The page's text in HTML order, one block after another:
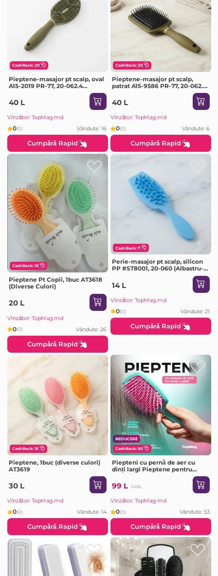
CashBack: 20
Pieptene-masajor pt scalp, oval
A15-2019 PR-77, 20-062.4
40 L
Vînzător: TopMag.md
0(0) Vândute: 16
Cumpără Rapid
CashBack: 20
Pieptene-masajor pt scalp,
patrat A15-9586 PR-77, 20-062.5
40 L
Vînzător: TopMag.md
0(0) Vândute: 6
Cumpără Rapid
CashBack: 10
Pieptene Pt Copii, 1buc AT3618
(Diverse Culori)
20 L
Vînzător: TopMag.md
0(0) Vândute: 26
Cumpără Rapid
CashBack: 7
Perie-masajor pt scalp, silicon
PP #ST8001, 20-060 (Albastru-
14 L
Vînzător: TopMag.md
0(0) Vândute: 21
Cumpără Rapid
CashBack: 15
Pieptene, 1buc (diverse culori)
AT3619
30 L
Vînzător: TopMag.md
0(0) Vândute: 14
Cumpără Rapid
REDUCERE
CashBack: 50
Piepteni cu pernă de aer cu
dinți largi Pieptene pentru
femei
99 L 149L
Vînzător: TopMag.md
0(0) Vândute: 53
Cumpără Rapid